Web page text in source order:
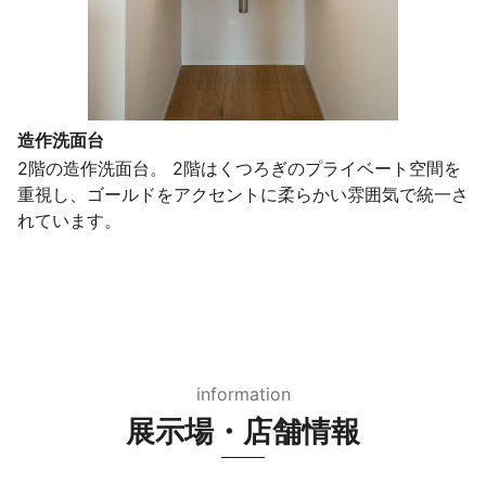
造作洗面台
2階の造作洗面台。 2階はくつろぎのプライベート空間を
重視し、ゴールドをアクセントに柔らかい雰囲気で統一さ
れています。
information
展示場・店舗情報